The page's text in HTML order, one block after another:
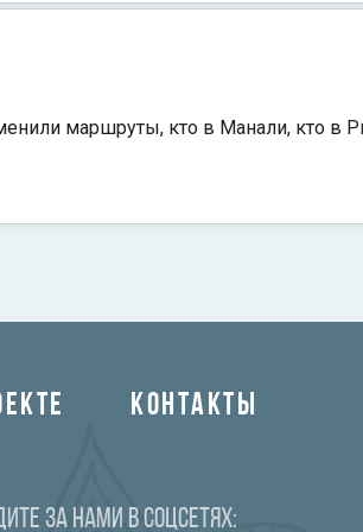
маршруты, кто в Манали, кто в
КОНТАКТЫ
за нами в соцсетях: